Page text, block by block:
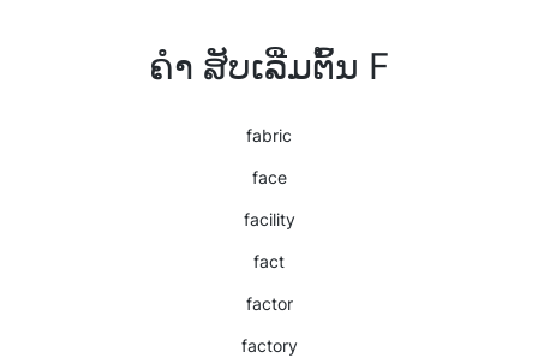
ຄຳ ສັບເລີ່ມຕົ້ນ F
fabric
face
facility
fact
factor
factory